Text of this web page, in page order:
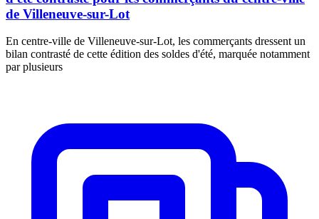
de Villeneuve-sur-Lot
En centre-ville de Villeneuve-sur-Lot, les commerçants dressent un
bilan contrasté de cette édition des soldes d'été, marquée notamment
par plusieurs